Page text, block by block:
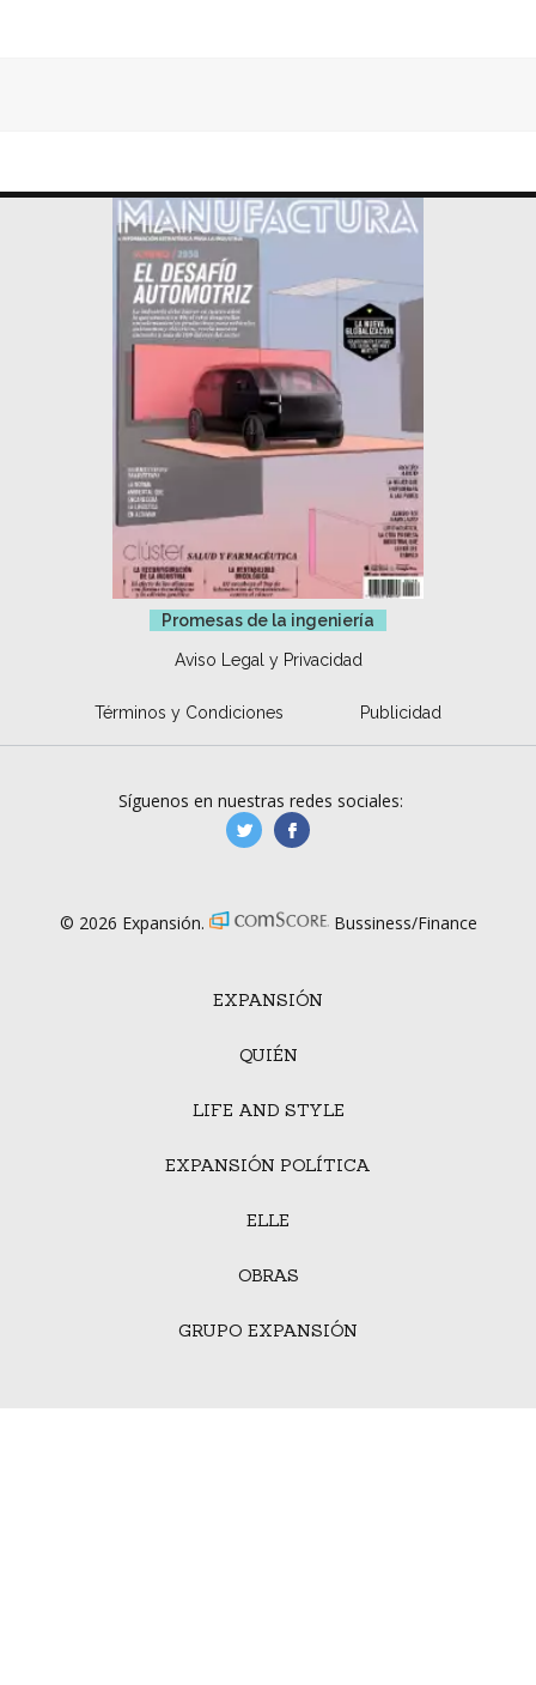
Promesas de la ingeniería
Aviso Legal y Privacidad
Términos y Condiciones Publicidad
EXPANSIÓN
QUIÉN
LIFE AND STYLE
EXPANSIÓN POLÍTICA
ELLE
OBRAS
GRUPO EXPANSIÓN
Síguenos en nuestras redes sociales:
manufacturaGE
© 2026 Expansión. Bussiness/Finance